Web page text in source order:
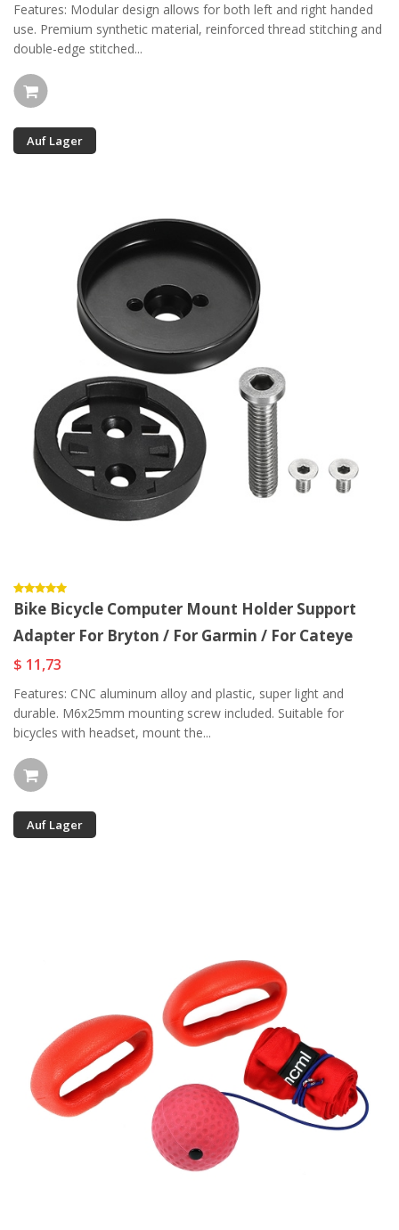
Features: Modular design allows for both left and right handed
use. Premium synthetic material, reinforced thread stitching and
double-edge stitched...
Auf Lager
Bike Bicycle Computer Mount Holder Support
Adapter For Bryton / For Garmin / For Cateye
$ 11,73
Features: CNC aluminum alloy and plastic, super light and
durable. M6x25mm mounting screw included. Suitable for
bicycles with headset, mount the...
Auf Lager